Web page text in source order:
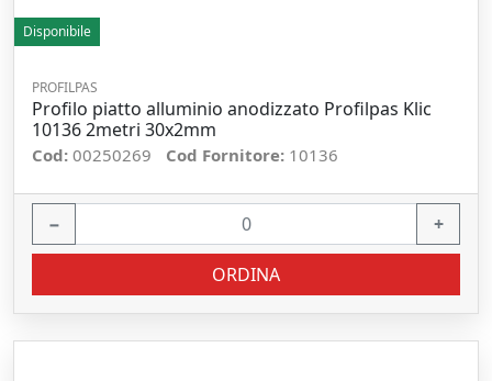
Disponibile
PROFILPAS
Profilo piatto alluminio anodizzato Profilpas Klic
10136 2metri 30x2mm
Cod: 00250269 Cod Fornitore: 10136
− +
ORDINA